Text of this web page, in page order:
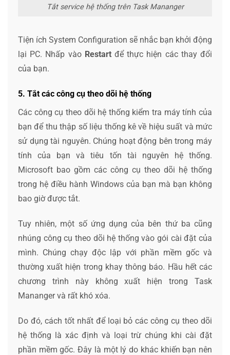
Tắt service hệ thống trên Task Mananger
Tiện ích System Configuration sẽ nhắc bạn khởi động
lại PC. Nhấp vào Restartđể thực hiện các thay đổi
của bạn.
5. Tắt các công cụ theo dõi hệ thống
Các công cụ theo dõi hệ thống kiểm tra máy tính của
bạn để thu thập số liệu thống kê về hiệu suất và mức
sử dụng tài nguyên. Chúng hoạt động bên trong máy
tính của bạn và tiêu tốn tài nguyên hệ thống.
Microsoft bao gồm các công cụ theo dõi hệ thống
trong hệ điều hành Windows của bạn mà bạn không
bao giờ được tắt.
Tuy nhiên, một số ứng dụng của bên thứ ba cũng
nhúng công cụ theo dõi hệ thống vào gói cài đặt của
mình. Chúng chạy độc lập với phần mềm gốc và
thường xuất hiện trong khay thông báo. Hầu hết các
chương trình này không xuất hiện trong Task
Mananger và rất khó xóa.
Do đó, cách tốt nhất để loại bỏ các công cụ theo dõi
hệ thống là xác định và loại trừ chúng khi cài đặt
phần mềm gốc. Đây là một lý do khác khiến bạn nên